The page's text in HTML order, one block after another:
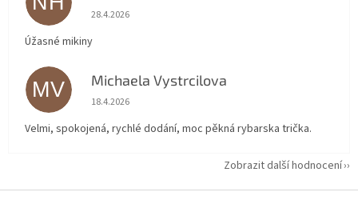
Hodnocení obchodu je 5 z 5 hvězdiček.
28.4.2026
Úžasné mikiny
MV Michaela Vystrcilova
Hodnocení obchodu je 5 z 5 hvězdiček.
18.4.2026
Velmi, spokojená, rychlé dodání, moc pěkná rybarska trička.
Zobrazit další hodnocení